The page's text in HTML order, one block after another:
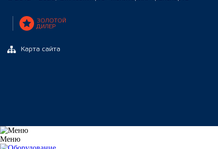
ЗОЛОТОЙ
ДИЛЕР
Карта сайта
Меню